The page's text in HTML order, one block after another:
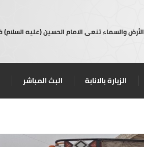
الأرض والسماء تنعى الامام الحسين (عليه
الزيارة بالانابة البث المباشر